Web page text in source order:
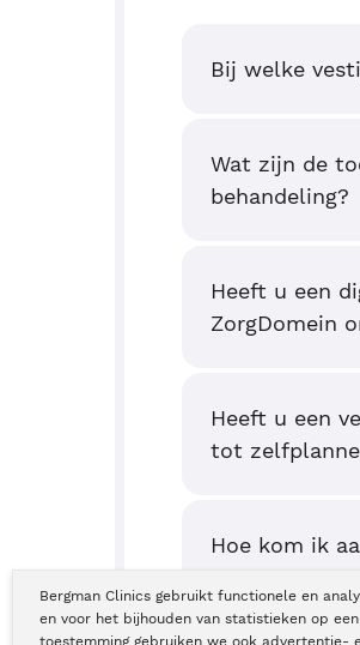
Bergman Clinics gebruikt functionele en
en voor het bijhouden van statistieken op
Bij welke
Wat zijn de
behandeling?
Heeft u een
ZorgDomein
Heeft u een
tot
Hoe kom ik